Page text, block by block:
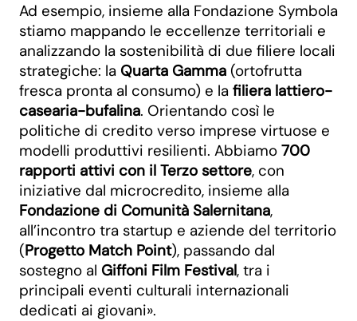
Ad esempio, insieme alla Fondazione Symbola
stiamo mappando le eccellenze territoriali e
analizzando la sostenibilità di due filiere locali
strategiche: la Quarta Gamma (ortofrutta
fresca pronta al consumo) e la filiera lattiero-
casearia-bufalina. Orientando così le
politiche di credito verso imprese virtuose e
modelli produttivi resilienti. Abbiamo 700
rapporti attivi con il Terzo settore, con
iniziative dal microcredito, insieme alla
Fondazione di Comunità Salernitana,
all’incontro tra startup e aziende del territorio
(Progetto Match Point), passando dal
sostegno al Giffoni Film Festival, tra i
principali eventi culturali internazionali
dedicati ai giovani».